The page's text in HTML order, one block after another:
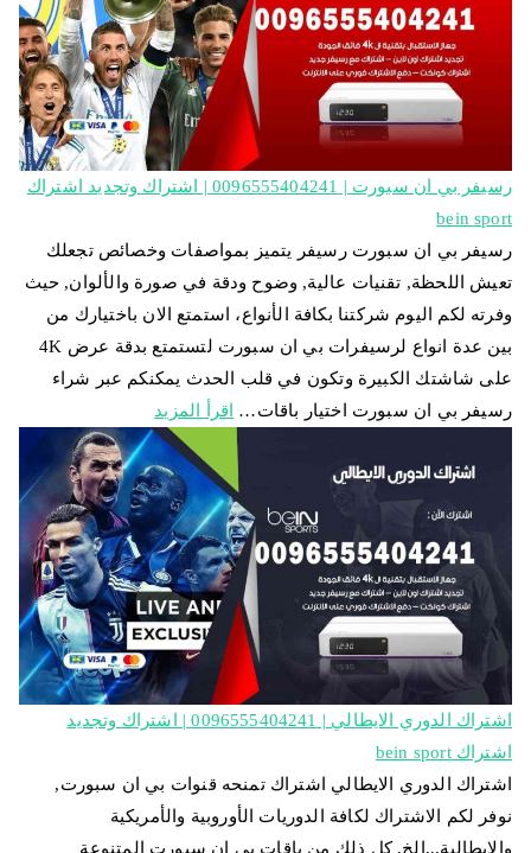
رسيفر بي ان سبورت | 0096555404241 | اشتراك وتجديد اشتراك
bein sport
رسيفر بي ان سبورت رسيفر يتميز بمواصفات وخصائص تجعلك
تعيش اللحظة, تقنيات عالية, وضوح ودقة في صورة والألوان, حيث
وفرته لكم اليوم شركتنا بكافة الأنواع، استمتع الان باختيارك من
بين عدة انواع لرسيفرات بي ان سبورت لتستمتع بدقة عرض 4K
على شاشتك الكبيرة وتكون في قلب الحدث يمكنكم عبر شراء
رسيفر بي ان سبورت اختيار باقات…
اقرأ المزيد
اشتراك الدوري الايطالي | 0096555404241 | اشتراك وتجديد
اشتراك bein sport
اشتراك الدوري الايطالي اشتراك تمنحه قنوات بي ان سبورت,
نوفر لكم الاشتراك لكافة الدوريات الأوروبية والأمريكية
والايطالية,,,الخ, كل ذلك من باقات بي ان سبورت المتنوعة